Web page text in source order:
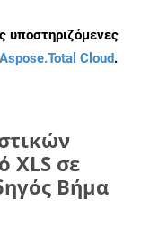
υποστηριζόμενες
Cloud.
XLS σε
Βήμα